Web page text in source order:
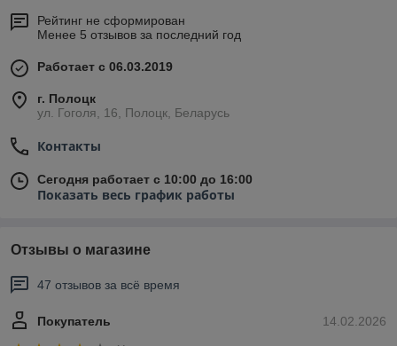
Рейтинг не сформирован
Менее 5 отзывов за последний год
Работает с 06.03.2019
г. Полоцк
ул. Гоголя, 16, Полоцк, Беларусь
Контакты
Сегодня работает с 10:00 до 16:00
Показать весь график работы
Отзывы о магазине
47 отзывов за всё время
14.02.2026
Покупатель